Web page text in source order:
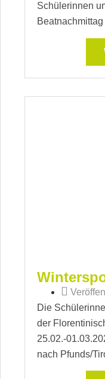
Schülerinnen
Die
der
25.02.-
nach Pfunds/